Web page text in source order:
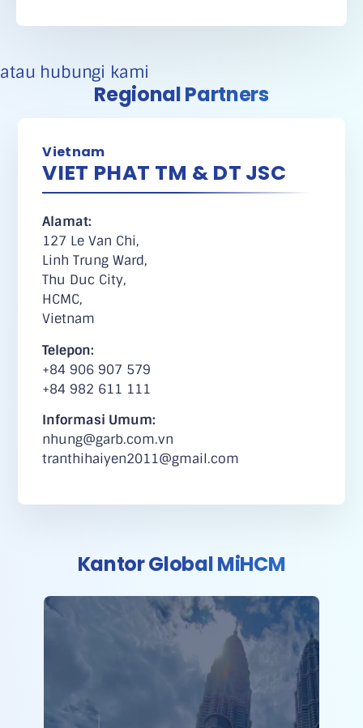
atau hubungi kami
Regional Partners
Vietnam
VIET PHAT TM & DT JSC
Alamat:
127 Le Van Chi,
Linh Trung Ward,
Thu Duc City,
HCMC,
Vietnam
Telepon:
+84 906 907 579
+84 982 611 111
Informasi Umum:
nhung@garb.com.vn
tranthihaiyen2011@gmail.com
Kantor Global MiHCM